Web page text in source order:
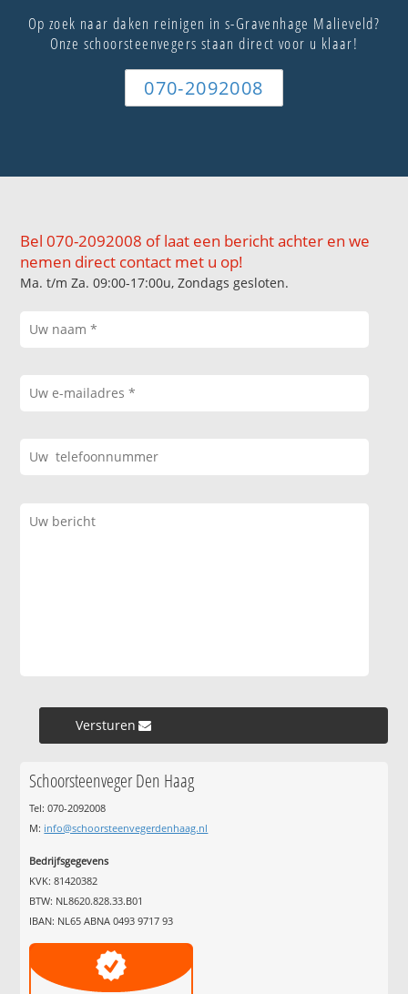
Op zoek naar daken reinigen in s-Gravenhage Malieveld?
Onze schoorsteenvegers staan direct voor u klaar!
070-2092008
Bel 070-2092008 of laat een bericht achter en we
nemen direct contact met u op!
Ma. t/m Za. 09:00-17:00u, Zondags gesloten.
Versturen »
Schoorsteenveger Den Haag
Tel: 070-2092008
M: info@schoorsteenvegerdenhaag.nl
Bedrijfsgegevens
KVK: 81420382
BTW: NL8620.828.33.B01
IBAN: NL65 ABNA 0493 9717 93